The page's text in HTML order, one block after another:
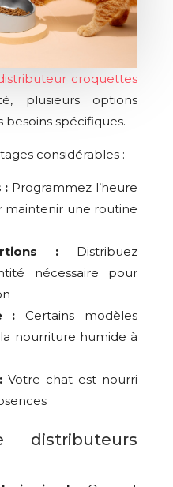
croquettes
plusieurs options
besoins spécifiques.
considérables :
: Programmez l’heure
maintenir une routine
: Distribuez
nécessaire pour
: Certains modèles
nourriture humide à
Votre chat est nourri